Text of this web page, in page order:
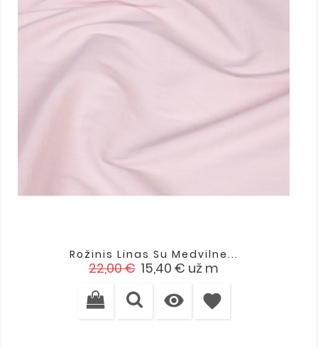
Rožinis Linas Su Medvilne...
Įprasta
22,00 € Kaina
15,40 € už m
 favorite